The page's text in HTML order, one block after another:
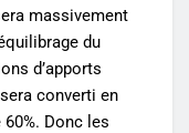
massivement
du
d’apports
converti en
Donc les